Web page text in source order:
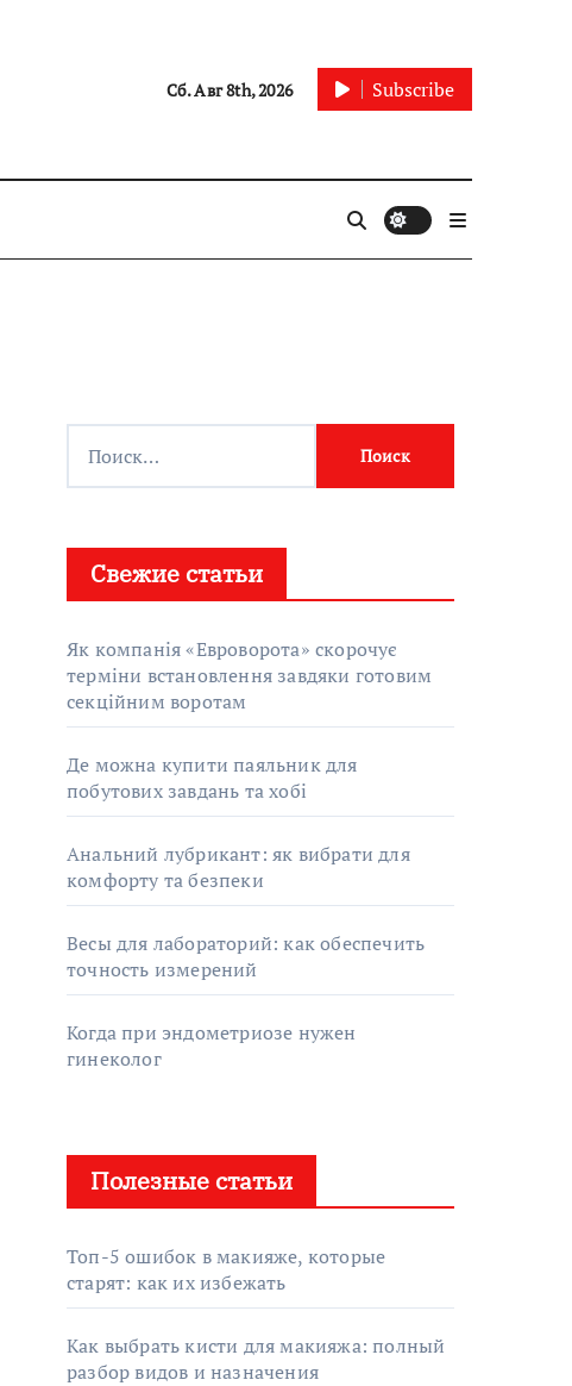
Сб. Авг 8th, 2026 Subscribe
Свежие статьи
Як компанія «Евроворота» скорочує
терміни встановлення завдяки готовим
секційним воротам
Де можна купити паяльник для
побутових завдань та хобі
Анальний лубрикант: як вибрати для
комфорту та безпеки
Весы для лабораторий: как обеспечить
точность измерений
Когда при эндометриозе нужен
гинеколог
Полезные статьи
Топ-5 ошибок в макияже, которые
старят: как их избежать
Как выбрать кисти для макияжа: полный
разбор видов и назначения